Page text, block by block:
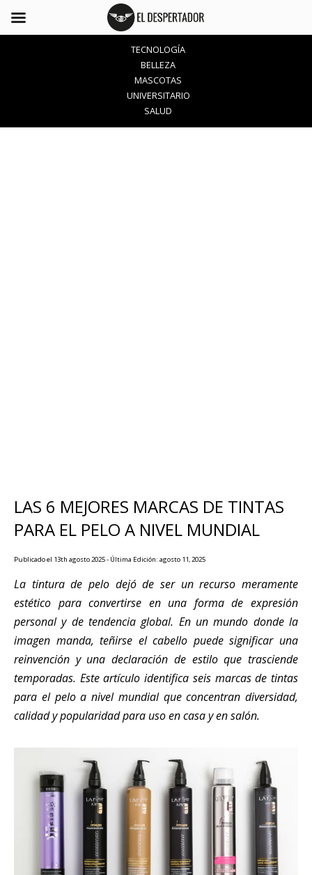
TECNOLOGÍA
BELLEZA
MASCOTAS
UNIVERSITARIO
SALUD
LAS 6 MEJORES MARCAS DE TINTAS
PARA EL PELO A NIVEL MUNDIAL
Publicado el 13th agosto 2025 - Última Edición: agosto 11, 2025
La tintura de pelo dejó de ser un recurso meramente
estético para convertirse en una forma de expresión
personal y de tendencia global. En un mundo donde la
imagen manda, teñirse el cabello puede significar una
reinvención y una declaración de estilo que trasciende
temporadas. Este artículo identifica seis marcas de tintas
para el pelo a nivel mundial que concentran diversidad,
calidad y popularidad para uso en casa y en salón.